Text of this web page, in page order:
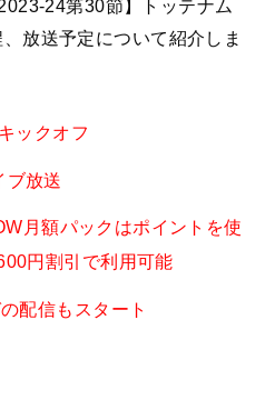
24第30節】トッテナム
放送予定について紹介しま
ックオフ
ブ放送
月額パックはポイントを使
円割引で利用可能
配信もスタート